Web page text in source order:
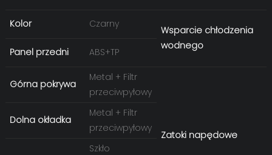
Kolor Czarny
Wsparcie chłodzenia
wodnego
Panel przedni ABS+TP
Górna pokrywa
Metal + Filtr
przeciwpyłowy
Zatoki napędowe
Dolna okładka
Metal + Filtr
przeciwpyłowy
Szkło